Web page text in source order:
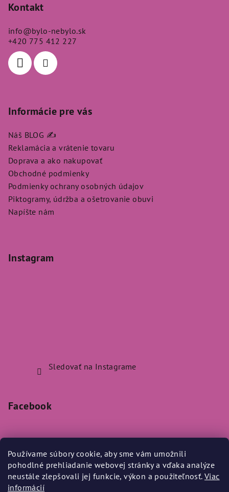
Používame súbory cookie, aby sme vám umožnili
pohodlné prehliadanie webovej stránky a vďaka analýze
neustále zlepšovali jej funkcie, výkon a použiteľnosť. Viac
informácií
Kontakt
info@bylo-nebylo.sk
+420 775 412 227
Informácie pre vás
Náš BLOG ✍️
Reklamácia a vrátenie tovaru
Doprava a ako nakupovať
Obchodné podmienky
Podmienky ochrany osobných údajov
Piktogramy, údržba a ošetrovanie obuvi
Napíšte nám
Instagram
Sledovať na Instagrame
Facebook
Prijímame online platby